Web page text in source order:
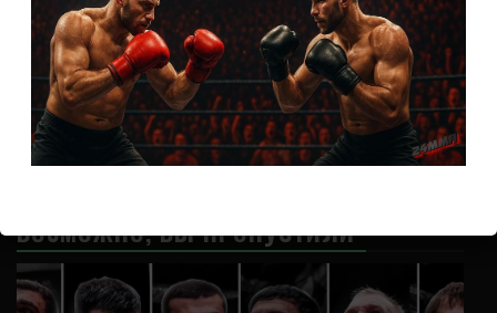
АнонимкДжошуа Ван — Ри Цуруя
Не пошла саранча
АнонимкРоб Фонт – Дейвесон Фигередо прогноз на бой
ВОЗМОЖНО, ВЫ ПРОПУСТИЛИ